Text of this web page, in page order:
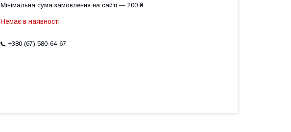
Мінімальна сума замовлення на сайті — 200 ₴
Немає в наявності
+380 (67) 580-64-67